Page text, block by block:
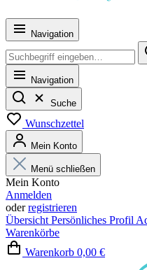
Navigation
Navigation
Suche
Wunschzettel
Mein Konto
Menü schließen
Mein Konto
Anmelden
oderregistrieren
Übersicht Persönliches Profil
Warenkörbe
Warenkorb 0,00 €